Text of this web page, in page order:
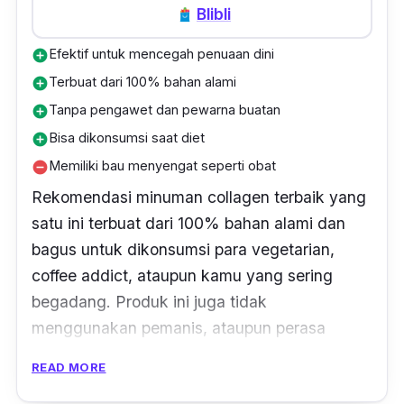
kulit dengan lebih sehat tanpa efek samping.
Selain kesehatan kulit, rutin mengonsumsi
produk ini juga efektif untuk menjaga
kesehatan kuku serta rambut.
ini ketika diseduh memiliki warna bening yang
keruh dan memiliki wangi khas yang
menyengat. Meski begitu, produk ini mampu
mencerahkan dan membuat kulitmuglowing
dalam beberapa waktu saja tanpa harus ke
klinik kecantikan.
Produk ini dikemas dalam 1 box dengan
Blibli
add_circleEfektif untuk mencegah penuaan dini
add_circleTerbuat dari 100% bahan alami
add_circleTanpa pengawet dan pewarna buatan
add_circleBisa dikonsumsi saat diet
remove_circleMemiliki bau menyengat seperti obat
Rekomendasi minuman collagen terbaik yang
satu ini terbuat dari 100% bahan alami dan
bagus untuk dikonsumsi para vegetarian,
coffee addict, ataupun kamu yang sering
begadang. Produk ini juga tidak
menggunakan pemanis, ataupun perasa
READ MORE